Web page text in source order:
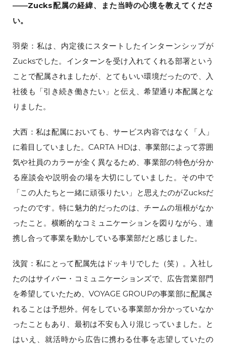
――Zucks配属の経緯、また当時の心境を教えてくださ
い。
羽柴：私は、内定後にスタートしたインターンシップが
Zucksでした。インターンを受け入れてくれる部署という
ことで配属されましたが、とてもいい環境だったので、入
社後も「引き続き働きたい」と伝え、希望通り本配属とな
りました。
大西：私は配属においても、サービス内容ではなく「人」
に着目していました。CARTA HDは、事業部によって雰囲
気や社員のカラーが全く異なるため、事業部の特色が分か
る座談会や説明会の場を大切にしていました。その中で
「この人たちと一緒に頑張りたい」と思えたのがZucksだ
ったのです。特に魅力的だったのは、チームの垣根がなか
ったこと。横断的なコミュニケーションを図りながら、連
携し合って事業を動かしている事業部だと感じました。
浅賀：私にとって配属先はドッキリでした（笑）。入社し
たのはサイバー・コミュニケーションズで、広告営業部門
を希望していたため、VOYAGE GROUPの事業部に配属さ
れることは予想外。何をしている事業部か分かっていなか
ったこともあり、最初は不安も入り混じっていました。と
はいえ、就活時から広告に携わる仕事を志望していたの